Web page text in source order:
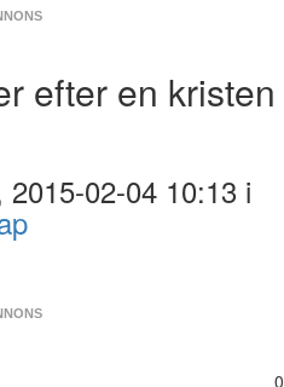
efter en kristen
2015-02-04 10:13 i
0